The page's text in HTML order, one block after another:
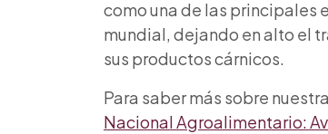
como una de las principales
mundial, dejando en alto el
sus productos cárnicos.
Para saber más sobre
Nacional Agroalimentario: